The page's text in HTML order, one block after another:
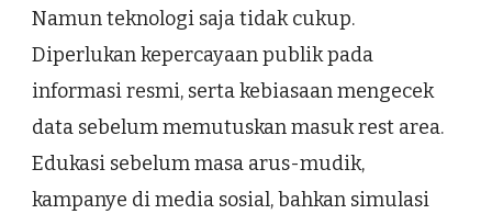
Namun teknologi saja tidak cukup.
Diperlukan kepercayaan publik pada
informasi resmi, serta kebiasaan mengecek
data sebelum memutuskan masuk rest area.
Edukasi sebelum masa arus-mudik,
kampanye di media sosial, bahkan simulasi